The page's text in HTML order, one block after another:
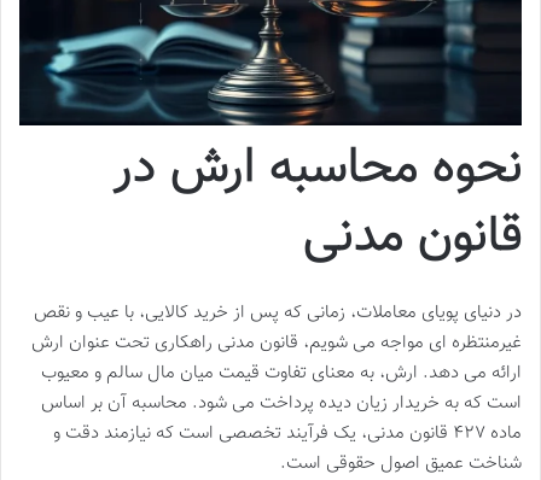
نحوه محاسبه ارش در
قانون مدنی
در دنیای پویای معاملات، زمانی که پس از خرید کالایی، با عیب و نقص
غیرمنتظره ای مواجه می شویم، قانون مدنی راهکاری تحت عنوان ارش
ارائه می دهد. ارش، به معنای تفاوت قیمت میان مال سالم و معیوب
است که به خریدار زیان دیده پرداخت می شود. محاسبه آن بر اساس
ماده ۴۲۷ قانون مدنی، یک فرآیند تخصصی است که نیازمند دقت و
شناخت عمیق اصول حقوقی است.